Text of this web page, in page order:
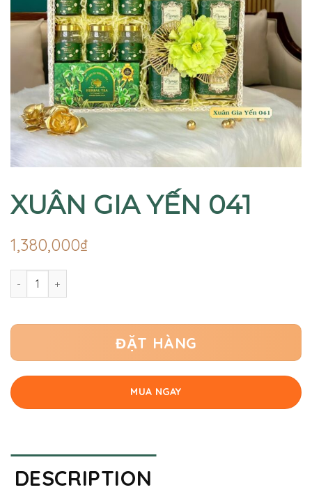
XUÂN GIA YẾN 041
1,380,000₫
XUÂN GIA YẾN 041 quantity
ĐẶT HÀNG
MUA NGAY
DESCRIPTION